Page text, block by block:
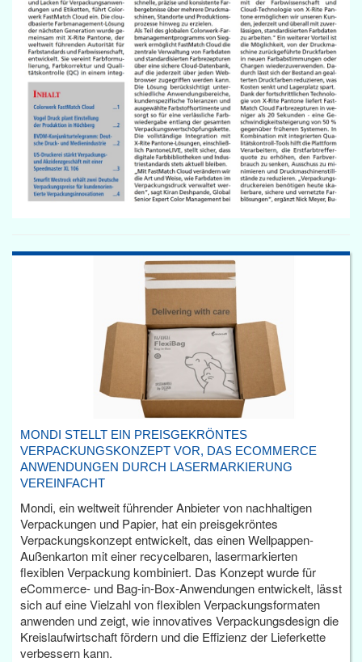
MONDI STELLT EIN PREISGEKRÖNTES
VERPACKUNGSKONZEPT VOR, DAS ECOMMERCE
ANWENDUNGEN DURCH LASERMARKIERUNG
VEREINFACHT
Mondi, ein weltweit führender Anbieter von nachhaltigen
Verpackungen und Papier, hat ein preisgekröntes
Verpackungskonzept entwickelt, das einen Wellpappen-
Außenkarton mit einer recycelbaren, lasermarkierten
flexiblen Verpackung kombiniert. Das Konzept wurde für
eCommerce- und Bag-in-Box-Anwendungen entwickelt, lässt
sich auf eine Vielzahl von flexiblen Verpackungsformaten
anwenden und zeigt, wie innovatives Verpackungsdesign die
Kreislaufwirtschaft fördern und die Effizienz der Lieferkette
verbessern kann.